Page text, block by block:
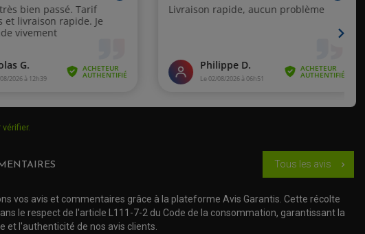
vérifier.
Tous les avis chevron_right
vos avis et commentaires grâce à la plateforme Avis Garantis. Cette récolte
le respect de l'article L111-7-2 du Code de la consommation, garantissant la
et l'authenticité de nos avis clients.